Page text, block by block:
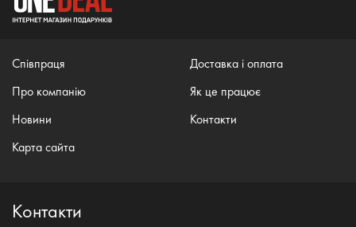
Співпраця
Про компанію
Новини
Карта сайта
Доставка і оплата
Як це працює
Контакти
Контакти